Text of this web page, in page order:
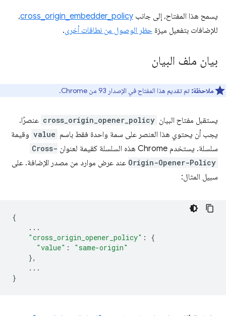
يسمح هذا المفتاح، إلى جانب cross_origin_embedder_policy،
للإضافات بتفعيل ميزة حظر الوصول من نطاقات أخرى.
بيان ملف البيان
ملاحظة: تم تقديم هذا المفتاح في الإصدار 93 من Chrome.
يستقبل مفتاح البيان cross_origin_opener_policy عنصرًا.
يجب أن يحتوي هذا العنصر على سمة واحدة فقط باسم value وقيمة
سلسلة. يستخدم Chrome هذه السلسلة كقيمة لعنوان
Cross-
Origin-Opener-Policy عند عرض موارد من مصدر الإضافة. على
سبيل المثال:
{
...
"cross_origin_opener_policy" :
{
"value" :
"same-origin"
},
...
}